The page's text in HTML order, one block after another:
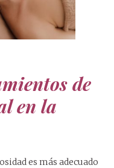
de
en la
es más adecuado